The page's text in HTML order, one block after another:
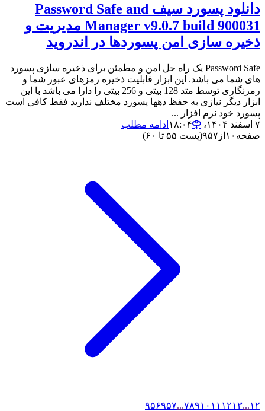
دانلود پسورد سیف Password Safe and
Manager v9.0.7 build 900031 مدیریت و
ذخیره سازی امن پسوردها در اندروید
Password Safe یک راه حل امن و مطمئن برای ذخیره سازی پسورد
های شما می باشد. این ابزار قابلیت ذخیره رمزهای عبور شما و
رمزنگاری توسط متد 128 بیتی و 256 بیتی را دارا می باشد با این
ابزار دیگر نیازی به حفظ دهها پسورد مختلف ندارید فقط کافی است
پسورد خود نرم افزار ...
۷ اسفند ۱۴۰۴،‏ ۱۸:۰۴
ادامه مطلب
صفحه ۱۰ از ۹۵۷(پست ۵۵ تا ۶۰)
۱۲ ... ۷۸۹۱۰ ۱۱ ۱۲۱۳ ... ۹۵۶۹۵۷